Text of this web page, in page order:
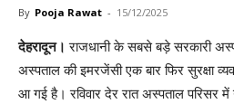
By Pooja Rawat - 15/12/2025
देहरादून। राजधानी के सबसे बड़े सरकारी
अस्पताल की इमरजेंसी एक बार फिर सुरक्षा
आ गई है। रविवार देर रात अस्पताल परिसर